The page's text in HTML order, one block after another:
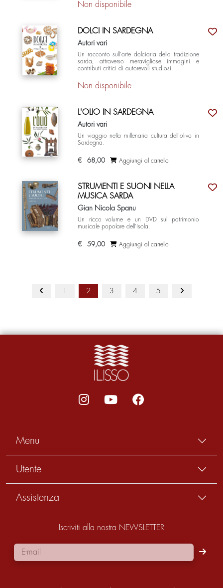
Non disponibile
DOLCI IN SARDEGNA
Autori vari
Un racconto sull'arte dolciaria della tradizione
sarda, attraverso meravigliose immagini e
contributi critici di autorevoli studiosi.
Non disponibile
L'OLIO IN SARDEGNA
Autori vari
Un viaggio nella millenaria cultura dell'olivo in
Sardegna.
€ 68,00 Aggiungi al carrello
STRUMENTI E SUONI NELLA
MUSICA SARDA
Gian Nicola Spanu
Un ricco volume e un DVD sul patrimonio
musicale popolare dell'Isola.
€ 59,00 Aggiungi al carrello
2 3 4 5
Menu
Utente
Assistenza
Iscriviti alla nostra NEWSLETTER